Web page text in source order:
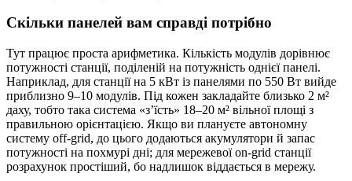
Скільки панелей вам справді потрібно
Тут працює проста арифметика. Кількість модулів дорівнює
потужності станції, поділеній на потужність однієї панелі.
Наприклад, для станції на 5 кВт із панелями по 550 Вт вийде
приблизно 9–10 модулів. Під кожен закладайте близько 2 м²
даху, тобто така система «з’їсть» 18–20 м² вільної площі з
правильною орієнтацією. Якщо ви плануєте автономну
систему off-grid, до цього додаються акумулятори й запас
потужності на похмурі дні; для мережевої on-grid станції
розрахунок простіший, бо надлишок віддається в мережу.